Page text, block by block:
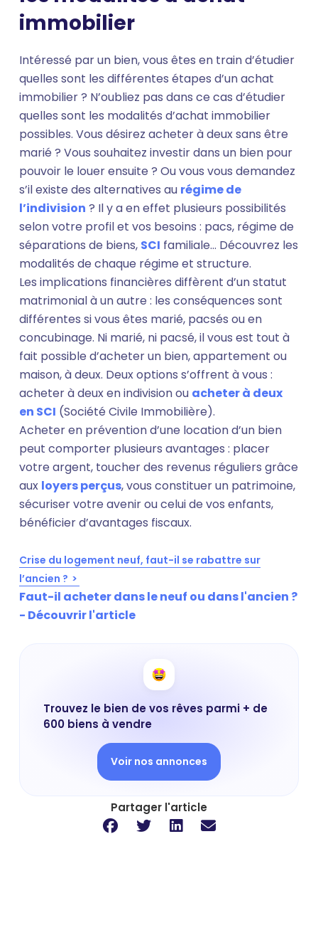
immobilier
Intéressé par un bien, vous êtes en train d’étudier
quelles sont les différentes étapes d’un achat
immobilier ? N’oubliez pas dans ce cas d’étudier
quelles sont les modalités d’achat immobilier
possibles. Vous désirez acheter à deux sans être
marié ? Vous souhaitez investir dans un bien pour
pouvoir le louer ensuite ? Ou vous vous demandez
s’il existe des alternatives au régime de
l’indivision ? Il y a en effet plusieurs possibilités
selon votre profil et vos besoins : pacs, régime de
séparations de biens, SCI familiale… Découvrez les
modalités de chaque régime et structure.
Les implications financières diffèrent d’un statut
matrimonial à un autre : les conséquences sont
différentes si vous êtes marié, pacsés ou en
concubinage. Ni marié, ni pacsé, il vous est tout à
fait possible d’acheter un bien, appartement ou
maison, à deux. Deux options s’offrent à vous :
acheter à deux en indivision ou acheter à deux
en SCI (Société Civile Immobilière).
Acheter en prévention d’une location d’un bien
peut comporter plusieurs avantages : placer
votre argent, toucher des revenus réguliers grâce
aux loyers perçus, vous constituer un patrimoine,
sécuriser votre avenir ou celui de vos enfants,
bénéficier d’avantages fiscaux.
Crise du logement neuf, faut-il se rabattre sur
l’ancien ?
Faut-il acheter dans le neuf ou dans l'ancien ?
- Découvrir l'article
Trouvez le bien de vos rêves parmi + de
600 biens à vendre
Voir nos annonces
Partager l'article